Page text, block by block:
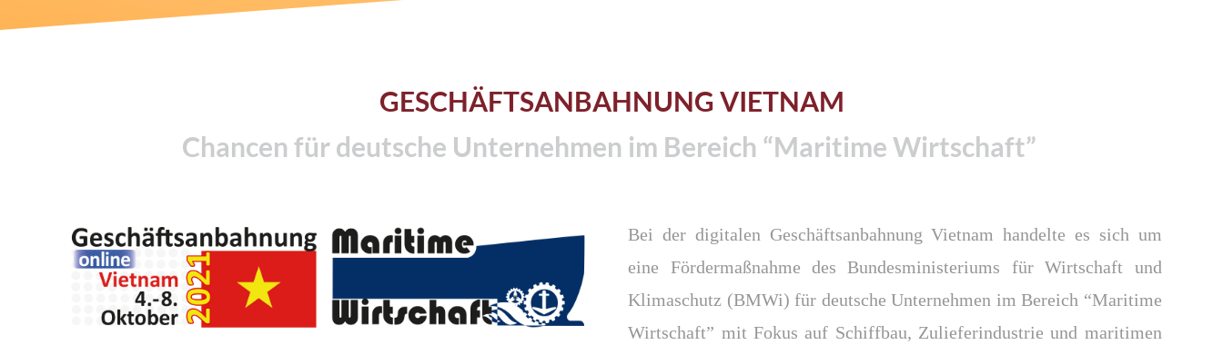
GESCHÄFTSANBAHNUNG VIETNAM
Chancen für deutsche Unternehmen im Bereich “Maritime Wirtschaft”
Bei der digitalen Geschäftsanbahnung Vietnam handelte es sich um
eine Fördermaßnahme des Bundesministeriums für Wirtschaft und
Klimaschutz (BMWi) für deutsche Unternehmen im Bereich “Maritime
Wirtschaft” mit Fokus auf Schiffbau, Zulieferindustrie und maritimen